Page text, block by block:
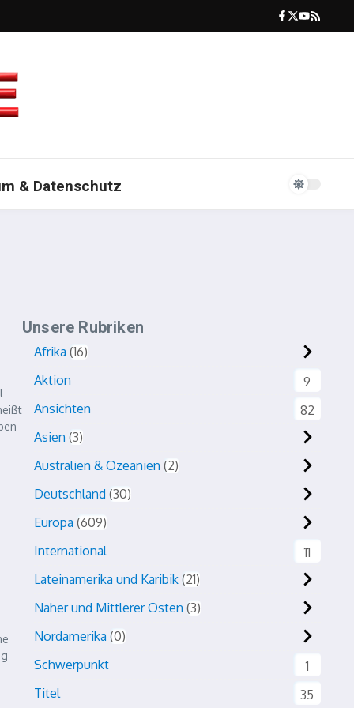
& Datenschutz
Unsere Rubriken
Afrika 16
Aktion
9
Ansichten
82
Asien 3
Australien & Ozeanien 2
Deutschland 30
Europa 609
International
11
Lateinamerika und Karibik 21
Naher und Mittlerer Osten 3
Nordamerika 0
Schwerpunkt
1
Titel
35